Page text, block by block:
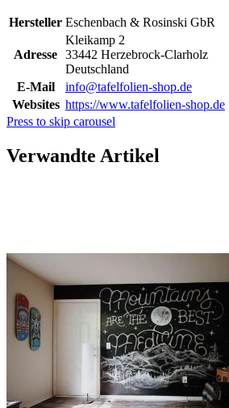
Hersteller Eschenbach & Rosinski GbR
Adresse
Kleikamp 2
33442 Herzebrock-Clarholz
Deutschland
E-Mail
info@tafelfolien-shop.de
Websites https://www.tafelfolien-shop.de
Press to skip carousel
Verwandte Artikel